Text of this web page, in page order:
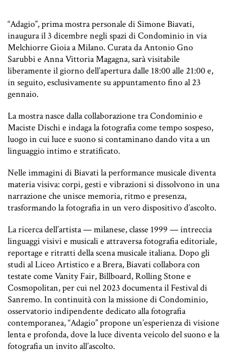
“Adagio”, prima mostra personale di Simone Biavati,
inaugura il 3 dicembre negli spazi di Condominio in via
Melchiorre Gioia a Milano. Curata da Antonio Gno
Sarubbi e Anna Vittoria Magagna, sarà visitabile
liberamente il giorno dell’apertura dalle 18:00 alle 21:00 e,
in seguito, esclusivamente su appuntamento fino al 23
gennaio.
La mostra nasce dalla collaborazione tra Condominio e
Maciste Dischi e indaga la fotografia come tempo sospeso,
luogo in cui luce e suono si contaminano dando vita a un
linguaggio intimo e stratificato.
Nelle immagini di Biavati la performance musicale diventa
materia visiva: corpi, gesti e vibrazioni si dissolvono in una
narrazione che unisce memoria, ritmo e presenza,
trasformando la fotografia in un vero dispositivo d’ascolto.
La ricerca dell’artista — milanese, classe 1999 — intreccia
linguaggi visivi e musicali e attraversa fotografia editoriale,
reportage e ritratti della scena musicale italiana. Dopo gli
studi al Liceo Artistico e a Brera, Biavati collabora con
testate come Vanity Fair, Billboard, Rolling Stone e
Cosmopolitan, per cui nel 2023 documenta il Festival di
Sanremo. In continuità con la missione di Condominio,
osservatorio indipendente dedicato alla fotografia
contemporanea, “Adagio” propone un’esperienza di visione
lenta e profonda, dove la luce diventa veicolo del suono e la
fotografia un invito all’ascolto.